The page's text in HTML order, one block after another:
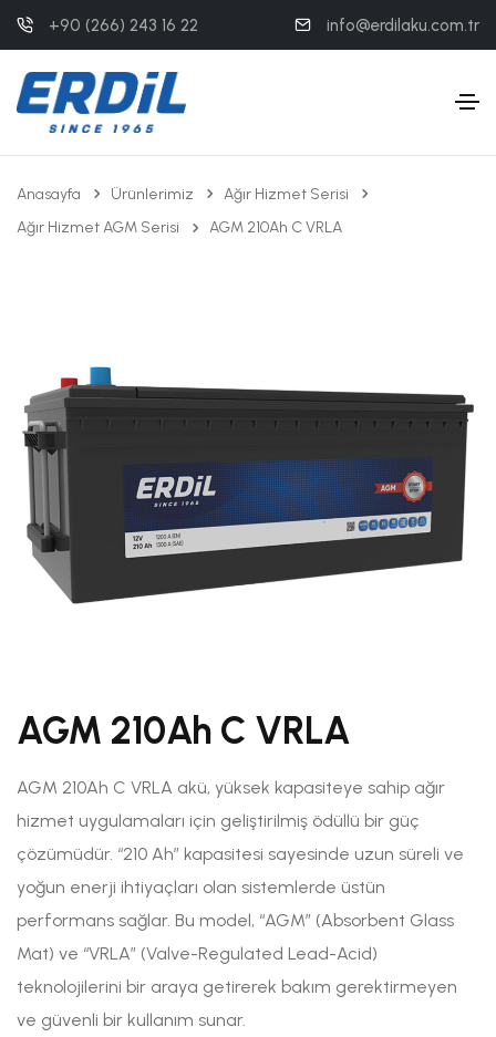
+90 (266) 243 16 22 info@erdilaku.com.tr
Anasayfa Ürünlerimiz
Ağır Hizmet Serisi
Ağır Hizmet AGM Serisi
AGM 210Ah C VRLA
AGM 210Ah C VRLA
AGM 210Ah C VRLA akü, yüksek kapasiteye sahip ağır
hizmet uygulamaları için geliştirilmiş ödüllü bir güç
çözümüdür. “210 Ah” kapasitesi sayesinde uzun süreli ve
yoğun enerji ihtiyaçları olan sistemlerde üstün
performans sağlar. Bu model, “AGM” (Absorbent Glass
Mat) ve “VRLA” (Valve-Regulated Lead-Acid)
teknolojilerini bir araya getirerek bakım gerektirmeyen
ve güvenli bir kullanım sunar.